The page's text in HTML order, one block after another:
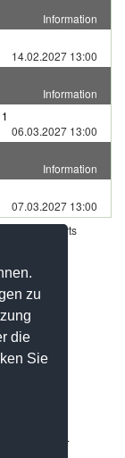
zu
die
Sie
Information
14.02.2027 13:00
Information
06.03.2027 13:00
Information
07.03.2027 13:00
Squashsports
vorbehalten.